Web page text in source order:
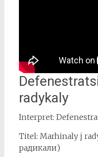
radykaly
Interpret:
Titel: Marhinaly j
радикали)